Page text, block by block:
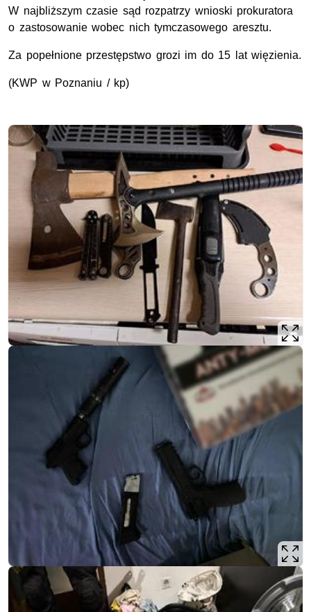
W najbliższym czasie sąd rozpatrzy wnioski prokuratora
o zastosowanie wobec nich tymczasowego aresztu.
Za popełnione przestępstwo grozi im do 15 lat więzienia.
(KWP w Poznaniu / kp)